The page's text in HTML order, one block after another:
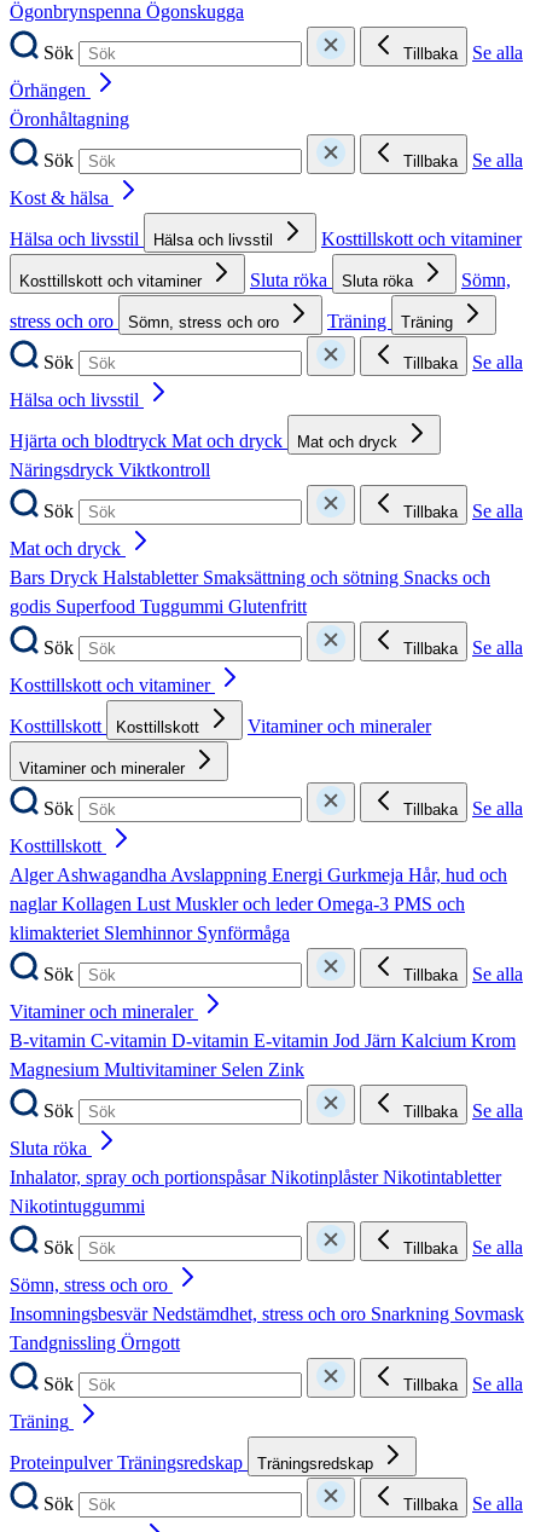
Ögonbrynspenna Ögonskugga
Sök
Tillbaka
Se alla
Örhängen
Öronhåltagning
Sök
Tillbaka
Se alla
Kost & hälsa
Hälsa och livsstil
Hälsa och livsstil Kosttillskott och vitaminer
Kosttillskott och vitaminer Sluta röka Sluta röka
Sömn,
stress och oro
Sömn, stress och oro Träning Träning
Sök Tillbaka
Se alla
Hälsa och livsstil
Hjärta och blodtryck Mat och dryck Mat och dryck
Näringsdryck Viktkontroll
Sök
Tillbaka
Se alla
Mat och dryck
Bars Dryck Halstabletter Smaksättning och sötning Snacks och
godis Superfood Tuggummi Glutenfritt
Sök
Tillbaka
Se alla
Kosttillskott och vitaminer
Kosttillskott
Kosttillskott Vitaminer och mineraler
Vitaminer och mineraler
Sök Tillbaka
Se alla
Kosttillskott
AlgerAshwagandhaAvslappning Energi Gurkmeja Hår, hud och
naglarKollagen LustMuskler och lederOmega-3 PMS och
klimakteriet Slemhinnor Synförmåga
Sök
Tillbaka
Se alla
Vitaminer och mineraler
B-vitamin C-vitamin D-vitamin E-vitamin Jod Järn Kalcium Krom
Magnesium Multivitaminer Selen Zink
Sök
Tillbaka
Se alla
Sluta röka
Inhalator, spray och portionspåsarNikotinplåsterNikotintabletter
Nikotintuggummi
Sök
Tillbaka
Se alla
Sömn, stress och oro
InsomningsbesvärNedstämdhet, stress och oro Snarkning Sovmask
Tandgnissling Örngott
Sök
Tillbaka
Se alla
Träning
ProteinpulverTräningsredskap Träningsredskap
Sök Tillbaka
Se alla